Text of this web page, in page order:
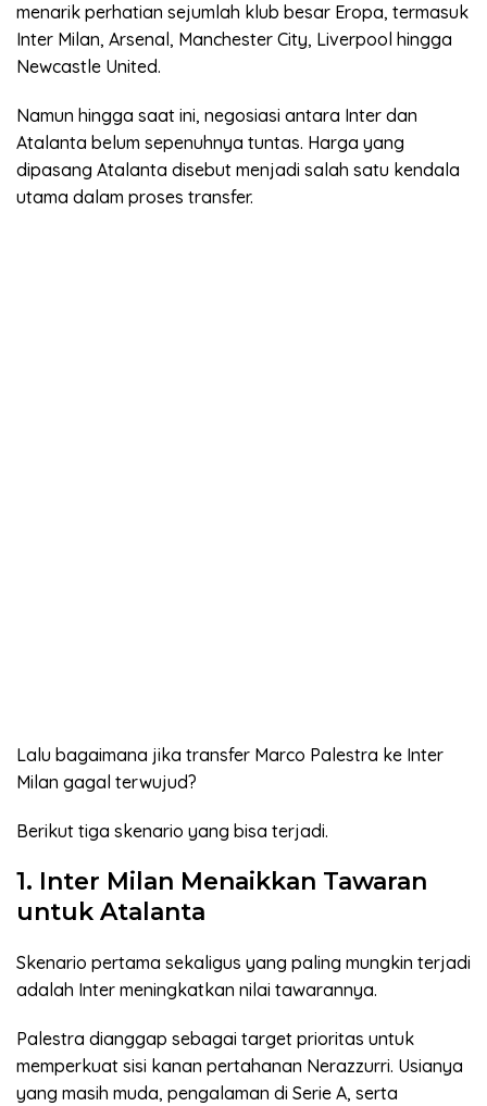
menarik perhatian sejumlah klub besar Eropa, termasuk
Inter Milan, Arsenal, Manchester City, Liverpool hingga
Newcastle United.
Namun hingga saat ini, negosiasi antara Inter dan
Atalanta belum sepenuhnya tuntas. Harga yang
dipasang Atalanta disebut menjadi salah satu kendala
utama dalam proses transfer.
Lalu bagaimana jika transfer Marco Palestra ke Inter
Milan gagal terwujud?
Berikut tiga skenario yang bisa terjadi.
1. Inter Milan Menaikkan Tawaran
untuk Atalanta
Skenario pertama sekaligus yang paling mungkin terjadi
adalah Inter meningkatkan nilai tawarannya.
Palestra dianggap sebagai target prioritas untuk
memperkuat sisi kanan pertahanan Nerazzurri. Usianya
yang masih muda, pengalaman di Serie A, serta